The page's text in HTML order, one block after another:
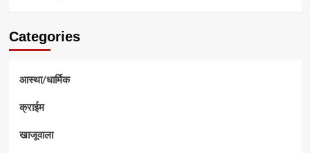
Categories
आस्था/धार्मिक
क्राईम
खाजूवाला